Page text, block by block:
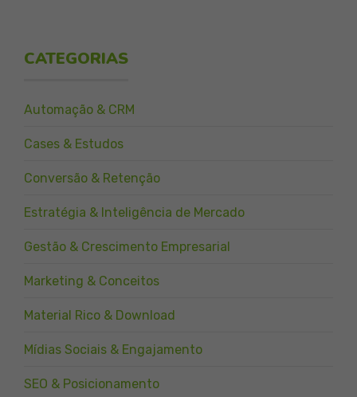
CATEGORIAS
Automação & CRM
Cases & Estudos
Conversão & Retenção
Estratégia & Inteligência de Mercado
Gestão & Crescimento Empresarial
Marketing & Conceitos
Material Rico & Download
Mídias Sociais & Engajamento
SEO & Posicionamento